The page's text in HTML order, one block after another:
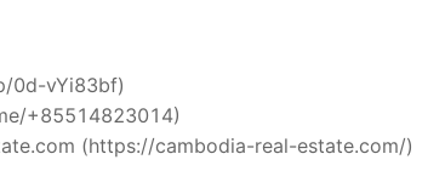
0d-vYi83bf)
+85514823014)
(https://cambodia-real-estate.com/)